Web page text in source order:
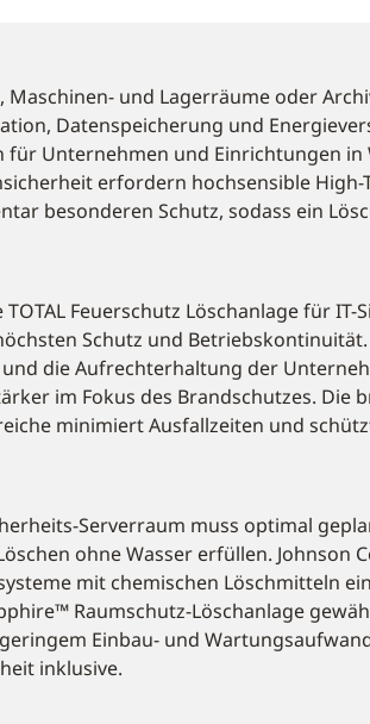
und Lagerräume oder
Datenspeicherung und
Unternehmen und Einrichtungen
erfordern hochsensible High-
besonderen Schutz, sodass ein
Feuerschutz Löschanlage für
Schutz und
die Aufrechterhaltung der
im Fokus des Brandschutzes. Die
minimiert Ausfallzeiten und
Serverraum muss optimal
ohne Wasser erfüllen. Johnson
mit chemischen Löschmitteln
Raumschutz-Löschanlage
Einbau- und
inklusive.